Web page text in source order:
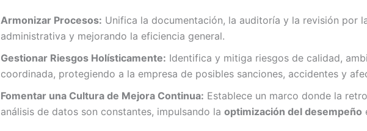
Armonizar Procesos: Unifica la documentación, la auditoría y la revisión por
administrativa y mejorando la eficiencia general.
Gestionar Riesgos Holísticamente: Identifica y mitiga riesgos de calidad,
coordinada, protegiendo a la empresa de posibles sanciones, accidentes y
Fomentar una Cultura de Mejora Continua: Establece un marco donde la
análisis de datos son constantes, impulsando la optimización del desempeño